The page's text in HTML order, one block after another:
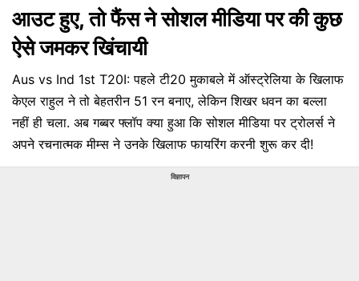
आउट हुए, तो फैंस ने सोशल मीडिया पर की कुछ
ऐसे जमकर खिंचायी
Aus vs Ind 1st T20I: पहले टी20 मुकाबले में ऑस्ट्रेलिया के खिलाफ
केएल राहुल ने तो बेहतरीन 51 रन बनाए, लेकिन शिखर धवन का बल्ला
नहीं ही चला. अब गब्बर फ्लॉप क्या हुआ कि सोशल मीडिया पर ट्रोलर्स ने
अपने रचनात्मक मीम्स ने उनके खिलाफ फायरिंग करनी शुरू कर दी!
विज्ञापन